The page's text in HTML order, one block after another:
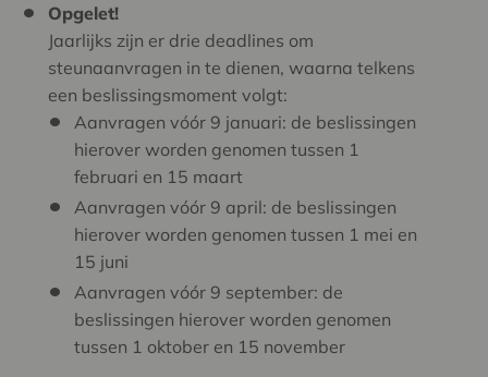
Opgelet!
Jaarlijks zijn er drie deadlines om
steunaanvragen in te dienen, waarna telkens
een beslissingsmoment volgt:
Aanvragen vóór 9 januari: de beslissingen
hierover worden genomen tussen 1
februari en 15 maart
Aanvragen vóór 9 april: de beslissingen
hierover worden genomen tussen 1 mei en
15 juni
Aanvragen vóór 9 september: de
beslissingen hierover worden genomen
tussen 1 oktober en 15 november